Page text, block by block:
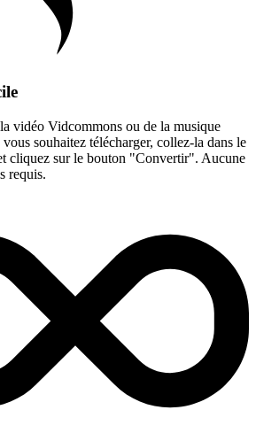
vidéo Vidcommons ou de la musique
souhaitez télécharger, collez-la dans le
cliquez sur le bouton "Convertir". Aucune
requis.